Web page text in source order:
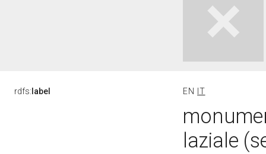
rdfs: label EN IT
laziale